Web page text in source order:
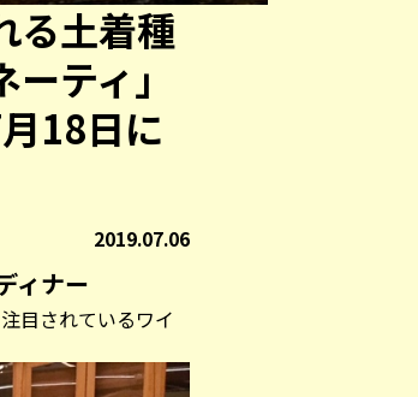
る土着種
ティ」
18日に
2019.07.06
ィナー
目されているワイ